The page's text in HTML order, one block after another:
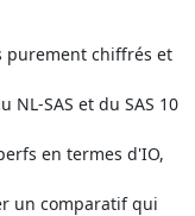
purement chiffrés et
NL-SAS et du SAS 10
en termes d'IO,
un comparatif qui